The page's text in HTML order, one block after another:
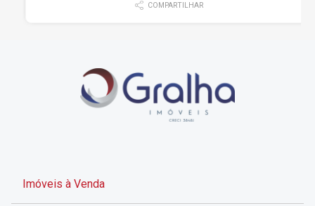
COMPARTILHAR
Imóveis à Venda